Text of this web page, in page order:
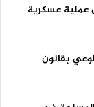
عملية عسكرية
بقانون